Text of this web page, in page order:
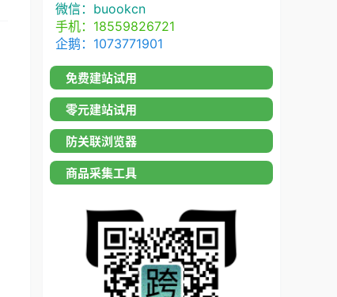
微信：buookcn
手机：18559826721
企鹅：1073771901
免费建站试用
零元建站试用
防关联浏览器
商品采集工具